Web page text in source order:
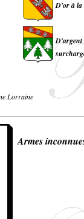
D'or à la
Lorraine
Armes